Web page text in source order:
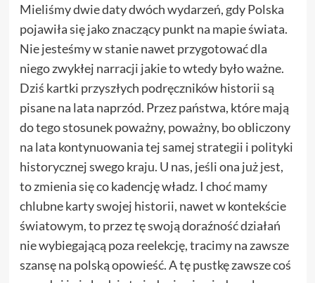
Mieliśmy dwie daty dwóch wydarzeń, gdy Polska
pojawiła się jako znaczący punkt na mapie świata.
Nie jesteśmy w stanie nawet przygotować dla
niego zwykłej narracji jakie to wtedy było ważne.
Dziś kartki przyszłych podręczników historii są
pisane na lata naprzód. Przez państwa, które mają
do tego stosunek poważny, poważny, bo obliczony
na lata kontynuowania tej samej strategii i polityki
historycznej swego kraju. U nas, jeśli ona już jest,
to zmienia się co kadencję władz. I choć mamy
chlubne karty swojej historii, nawet w kontekście
światowym, to przez tę swoją doraźność działań
nie wybiegającą poza reelekcję, tracimy na zawsze
szansę na polską opowieść. A tę pustkę zawsze coś